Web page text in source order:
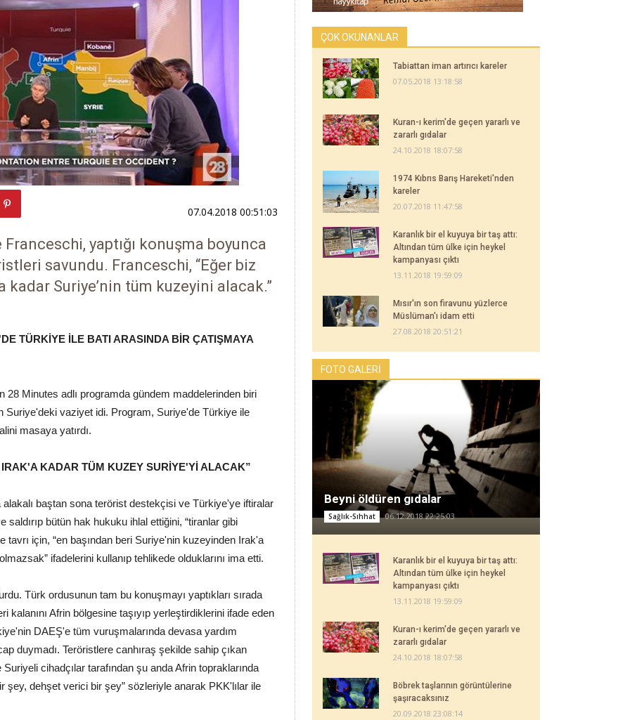
07.04.2018 00:51:03
Franceschi, yaptığı konuşma boyunca
savundu. Franceschi, “Eğer biz
kadar Suriye’nin tüm kuzeyini alacak.”
TÜRKİYE İLE BATI ARASINDA BİR ÇATIŞMAYA
28 Minutes adlı programda gündem maddelerinden biri
Suriye'deki vaziyet idi. Program, Suriye'de Türkiye ile
masaya yatırdı.
KADAR TÜM KUZEY SURİYE'Yİ ALACAK”
baştan sona terörist destekçisi ve Türkiye'ye iftiralar
saldırıp bütün hak hukuku ihlal ettiğini, “tiranlar gibi
için, “en başından beri Suriye'nin kuzeyinden Irak'a
ifadelerini kullanıp tehlikede olduklarını ima etti.
Türk ordusunun tam bu konuşmayı yaptıkları sırada
Afrin bölgesine taşıyıp yerleştirdiklerini ifade eden
DAEŞ'e tüm vuruşmalarında devasa yardım
duymadı. Teröristlere canhıraş şekilde sahip çıkan
cihadçılar tarafından şu anda Afrin topraklarında
dehşet verici bir şey” sözleriyle anarak PKK'lılar ile
ÇOK OKUNANLAR
Tabiattan iman artırıcı kareler
07.05.2018 13:18:58
Kuran-ı kerim'de geçen yararlı ve
zararlı gıdalar
24.10.2018 18:07:58
1974 Kıbrıs Barış Hareketi'nden
kareler
20.07.2018 11:47:58
Karanlık bir el kuyuya bir taş attı:
Altından tüm ülke için heykel
kampanyası çıktı
13.11.2018 19:59:09
Mısır'ın son firavunu yüzlerce
Müslüman'ı idam etti
27.08.2018 20:51:21
FOTO GALERİ
Beyni öldüren gıdalar
Sağlık-Sıhhat 06.12.2018 22:25:03
Karanlık bir el kuyuya bir taş attı:
Altından tüm ülke için heykel
kampanyası çıktı
13.11.2018 19:59:09
Kuran-ı kerim'de geçen yararlı ve
zararlı gıdalar
24.10.2018 18:07:58
Böbrek taşlarının görüntülerine
şaşıracaksınız
20.09.2018 23:08:14